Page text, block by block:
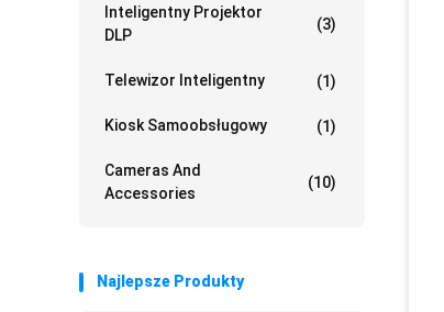
Inteligentny Projektor
DLP
(3)
Telewizor Inteligentny (1)
Kiosk Samoobsługowy (1)
Cameras And
Accessories
(10)
Najlepsze Produkty